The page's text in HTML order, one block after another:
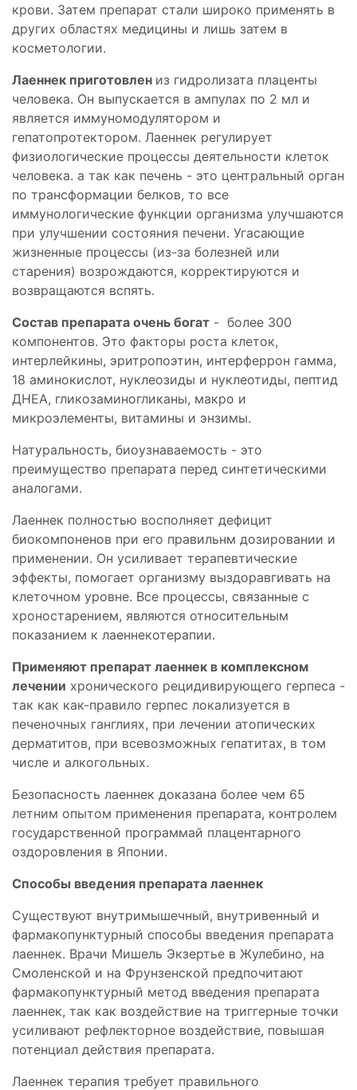
крови. Затем препарат стали широко применять в
других областях медицины и лишь затем в
косметологии.
Лаеннек приготовлен из гидролизата плаценты
человека. Он выпускается в ампулах по 2 мл и
является иммуномодулятором и
гепатопротектором. Лаеннек регулирует
физиологические процессы деятельности клеток
человека. а так как печень - это центральный орган
по трансформации белков, то все
иммунологические функции организма улучшаются
при улучшении состояния печени. Угасающие
жизненные процессы (из-за болезней или
старения) возрождаются, корректируются и
возвращаются вспять.
Состав препарата очень богат - более 300
компонентов. Это факторы роста клеток,
интерлейкины, эритропоэтин, интерферрон гамма,
18 аминокислот, нуклеозиды и нуклеотиды, пептид
ДНЕА, гликозаминогликаны, макро и
микроэлементы, витамины и энзимы.
Натуральность, биоузнаваемость - это
преимущество препарата перед синтетическими
аналогами.
Лаеннек полностью восполняет дефицит
биокомпоненов при его правильнм дозировании и
применении. Он усиливает терапевтические
эффекты, помогает организму выздоравгивать на
клеточном уровне. Все процессы, связанные с
хроностарением, являются относительным
показанием к лаеннекотерапии.
Применяют препарат лаеннек в комплексном
лечении хронического рецидивирующего герпеса -
так как как-правило герпес локализуется в
печеночных ганглиях, при лечении атопических
дерматитов, при всевозможных гепатитах, в том
числе и алкогольных.
Безопасность лаеннек доказана более чем 65
летним опытом применения препарата, контролем
государственной программай плацентарного
оздоровления в Японии.
Способы введения препарата лаеннек
Существуют внутримышечный, внутривенный и
фармакопунктурный способы введения препарата
лаеннек. Врачи Мишель Экзертье в Жулебино, на
Смоленской и на Фрунзенской предпочитают
фармакопунктурный метод введения препарата
лаеннек, так как воздействие на триггерные точки
усиливают рефлекторное воздействие, повышая
потенциал действия препарата.
Лаеннек терапия требует правильного